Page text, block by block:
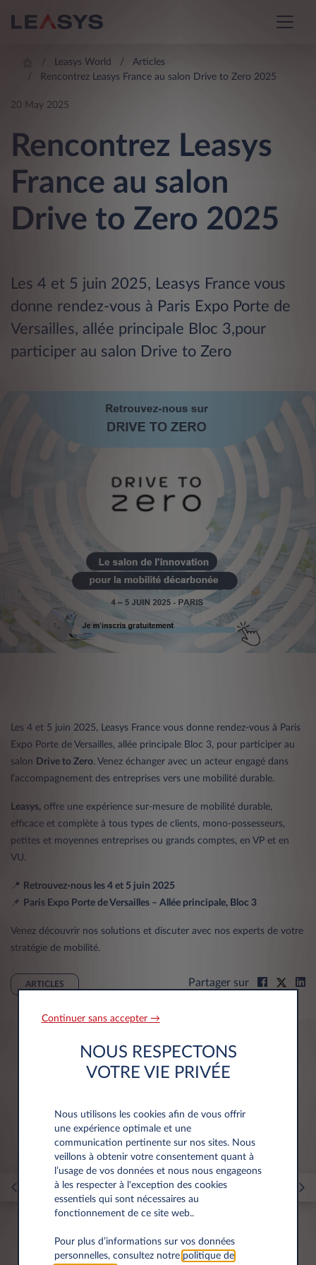
Leasys World
Articles
Rencontrez Leasys France au salon Drive to Zero 2025
20 May 2025
Rencontrez Leasys
France au salon
Drive to Zero 2025
Les 4 et 5 juin 2025, Leasys France vous
donne rendez-vous à Paris Expo Porte de
Versailles, allée principale Bloc 3,pour
participer au salon Drive to Zero
Les 4 et 5 juin 2025, Leasys France vous donne rendez-vous à Paris
Expo Porte de Versailles, allée principale Bloc 3, pour participer au
salon Drive to Zero. Venez échanger avec un acteur engagé dans
l’accompagnement des entreprises vers une mobilité durable.
Leasys, offre une expérience sur-mesure de mobilité durable,
efficace et complète à tous types de clients, mono-possesseurs,
petites et moyennes entreprises ou grands comptes, en VP et en
VU.
📍
Retrouvez-nous les 4 et 5 juin 2025
📌
Paris Expo Porte de Versailles – Allée principale, Bloc 3
Venez découvrir nos solutions et discuter avec nos experts de votre
stratégie de mobilité.
ARTICLES Partager sur
Vous pourriez être intéressé par
Continuer sans accepter →
NOUS RESPECTONS
VOTRE VIE PRIVÉE
Nous utilisons les cookies afin de vous offrir
une expérience optimale et une
communication pertinente sur nos sites. Nous
veillons à obtenir votre consentement quant à
l’usage de vos données et nous nous engageons
à les respecter à l'exception des cookies
essentiels qui sont nécessaires au
fonctionnement de ce site web..
Pour plus d’informations sur vos données
personnelles, consultez notre politique de